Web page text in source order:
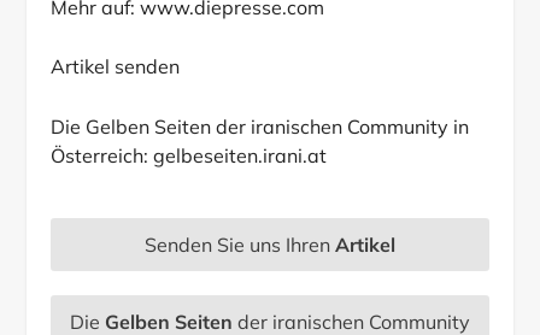
Mehr auf:www.diepresse.com
Artikel senden
Die Gelben Seiten der iranischen Community in
Österreich:gelbeseiten.irani.at
Senden Sie uns Ihren Artikel
Die Gelben Seiten der iranischen Community